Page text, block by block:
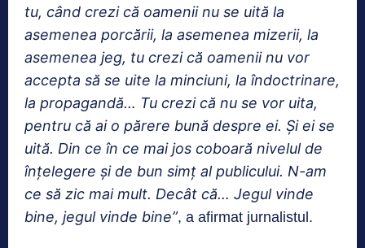
tu, când crezi că oamenii nu se uită la
asemenea porcării, la asemenea mizerii, la
asemenea jeg, tu crezi că oamenii nu vor
accepta să se uite la minciuni, la îndoctrinare,
la propagandă… Tu crezi că nu se vor uita,
pentru că ai o părere bună despre ei. Și ei se
uită. Din ce în ce mai jos coboară nivelul de
înțelegere și de bun simț al publicului. N-am
ce să zic mai mult. Decât că… Jegul vinde
bine, jegul vinde bine”, a afirmat jurnalistul.